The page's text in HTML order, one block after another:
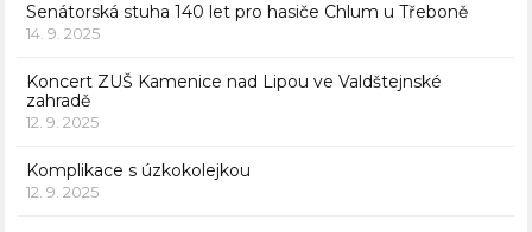
Senátorská stuha 140 let pro hasiče Chlum u Třeboně
14. 9. 2025
Koncert ZUŠ Kamenice nad Lipou ve Valdštejnské
zahradě
12. 9. 2025
Komplikace s úzkokolejkou
12. 9. 2025